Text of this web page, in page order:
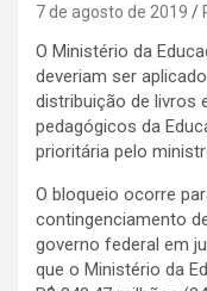
7 de agosto de 2019
O Ministério da
deveriam ser
distribuição de livros
pedagógicos da
prioritária pelo
O bloqueio ocorre
contingenciamento
governo federal em
que o Ministério da